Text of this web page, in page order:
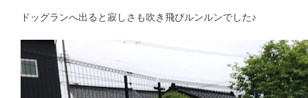
ドッグランへ出ると寂しさも吹き飛びルンルンでした♪